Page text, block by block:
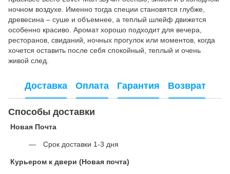
ночном воздухе. Именно тогда специи становятся глубже,
древесина – суше и объемнее, а теплый шлейф движется
особенно красиво. Аромат хорошо подходит для вечера,
ресторанов, свиданий, ночных прогулок или моментов, когда
хочется оставить после себя спокойный, теплый и очень
живой след.
Доставка Оплата Гарантия Возврат
Способы доставки
Новая Почта
Срок доставки 1-3 дня
Курьером к двери (Новая почта)